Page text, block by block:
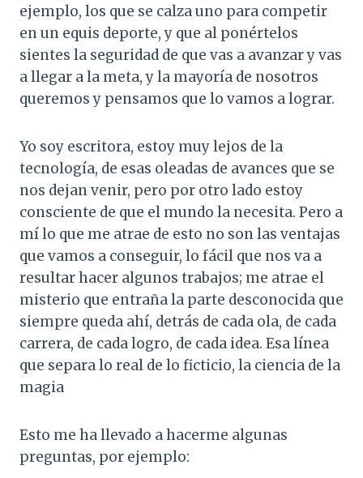
ejemplo, los que se calza uno para competir
en un equis deporte, y que al ponértelos
sientes la seguridad de que vas a avanzar y vas
a llegar a la meta, y la mayoría de nosotros
queremos y pensamos que lo vamos a lograr.
Yo soy escritora, estoy muy lejos de la
tecnología, de esas oleadas de avances que se
nos dejan venir, pero por otro lado estoy
consciente de que el mundo la necesita. Pero a
mí lo que me atrae de esto no son las ventajas
que vamos a conseguir, lo fácil que nos va a
resultar hacer algunos trabajos; me atrae el
misterio que entraña la parte desconocida que
siempre queda ahí, detrás de cada ola, de cada
carrera, de cada logro, de cada idea. Esa línea
que separa lo real de lo ficticio, la ciencia de la
magia
Esto me ha llevado a hacerme algunas
preguntas, por ejemplo: